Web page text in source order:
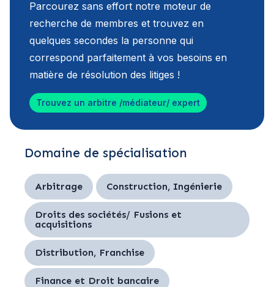
Parcourez sans effort notre moteur de
recherche de membres et trouvez en
quelques secondes la personne qui
correspond parfaitement à vos besoins en
matière de résolution des litiges !
Trouvez un arbitre /médiateur/ expert
Domaine de spécialisation
Arbitrage Construction, Ingénierie
Droits des sociétés/ Fusions et
acquisitions
Distribution, Franchise
Finance et Droit bancaire